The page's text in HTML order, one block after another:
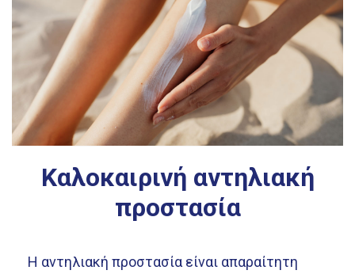
Καλοκαιρινή αντηλιακή
προστασία
Η αντηλιακή προστασία είναι απαραίτητη